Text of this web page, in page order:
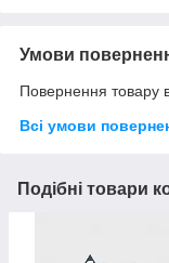
Умови
Повернення товару
Всі умови
Подібні товари